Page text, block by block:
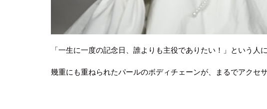
「一生に一度の記念日、誰よりも主役でありたい！」という人
幾重にも重ねられたパールのボディチェーンが、まるでアクセ